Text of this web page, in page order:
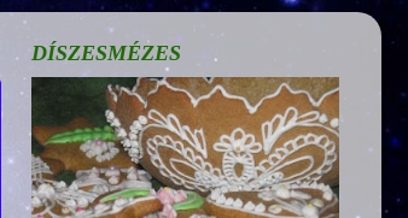
DÍSZESMÉZES